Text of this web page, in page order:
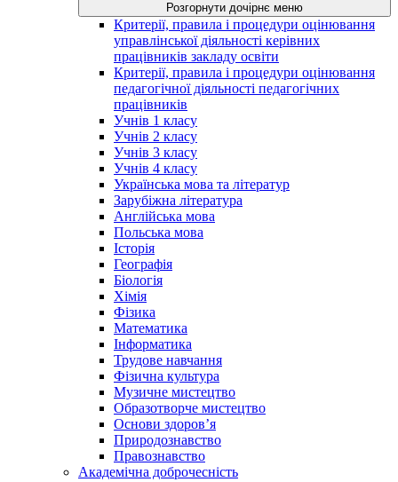
Розгорнути дочірнє меню
Критерії, правила і процедури оцінювання
управлінської діяльності керівних
працівників закладу освіти
Критерії, правила і процедури оцінювання
педагогічної діяльності педагогічних
працівників
Учнів 1 класу
Учнів 2 класу
Учнів 3 класу
Учнів 4 класу
Українська мова та літератур
Зарубіжна література
Англійська мова
Польська мова
Історія
Географія
Біологія
Хімія
Фізика
Математика
Інформатика
Трудове навчання
Фізична культура
Музичне мистецтво
Образотворче мистецтво
Основи здоров’я
Природознавство
Правознавство
Академічна доброчесність